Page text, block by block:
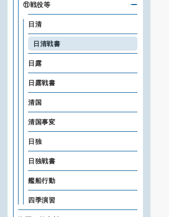
⑪戦役等
日清
日清戦書
日露
日露戦書
清国
清国事変
日独
日独戦書
艦船行動
四季演習